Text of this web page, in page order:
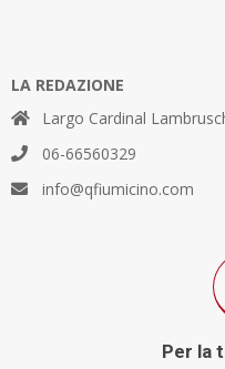
LA REDAZIONE
Largo Cardinal
06-66560329
info@qfiumicino.com
Per la